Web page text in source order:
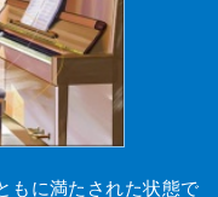
もに満たされた状態で